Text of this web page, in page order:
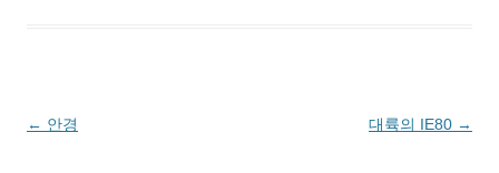
글
← 안경 대륙의 IE80 →